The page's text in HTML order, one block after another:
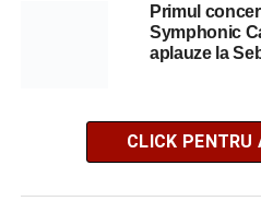
Primul
Symphonic
aplauze la
CLICK PENTRU